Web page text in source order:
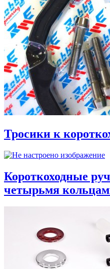
Тросики к
Короткоходные
четырьмя